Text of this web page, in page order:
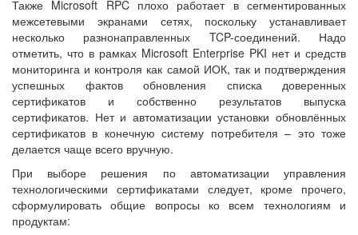
Также Microsoft RPC плохо работает в сегментированных
межсетевыми экранами сетях, поскольку устанавливает
несколько разнонаправленных TCP-соединений. Надо
отметить, что в рамках Microsoft Enterprise PKI нет и средств
мониторинга и контроля как самой ИОК, так и подтверждения
успешных фактов обновления списка доверенных
сертификатов и собственно результатов выпуска
сертификатов. Нет и автоматизации установки обновлённых
сертификатов в конечную систему потребителя – это тоже
делается чаще всего вручную.
При выборе решения по автоматизации управления
технологическими сертификатами следует, кроме прочего,
сформулировать общие вопросы ко всем технологиям и
продуктам: